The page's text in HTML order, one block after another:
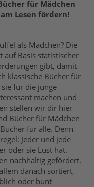
für Mädchen
Lesen fördern!
als Mädchen? Die
auf Basis statistischer
gibt, damit
klassische Bücher für
sie für die junge
machen und
stellen wir dir hier
Bücher für Mädchen
für alle. Denn
Jeder und jede
oder sie Lust hat.
nachhaltig gefördert.
danach sortiert,
oder bunt